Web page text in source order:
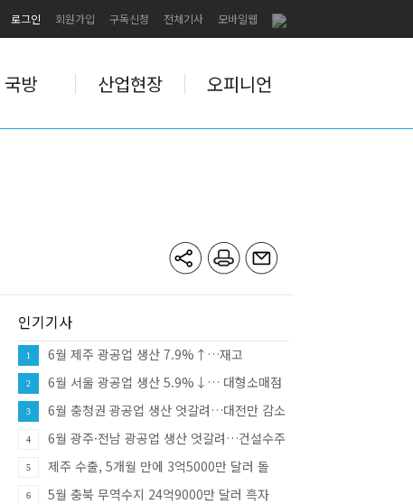
로그인 회원가입 구독신청 전체기사 모바일웹
국방 산업현장 오피니언
인기기사
1
6월 제주 광공업 생산 7.9%↑…재고
12.0%↑·대형소매점 판매 10.8%
2
6월 서울 광공업 생산 5.9%↓… 대형소매점
판매 9.8%↑·건설수주 81.8%↑
3
6월 충청권 광공업 생산 엇갈려…대전만 감소
·충북 33.8% 증가
4
6월 광주·전남 광공업 생산 엇갈려…건설수주
급증
5
제주 수출, 5개월 만에 3억5000만 달러 돌
파…반도체가 견인
6 5월 충북 무역수지 24억9000만 달러 흑자